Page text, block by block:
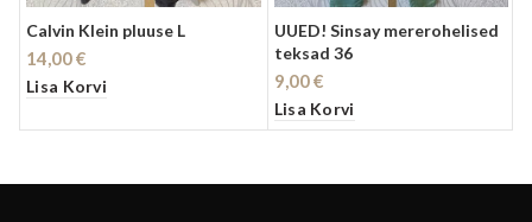
Calvin Klein pluuse L
14,00€
Lisa Korvi
UUED! Sinsay mererohelised
teksad 36
9,00€
Lisa Korvi